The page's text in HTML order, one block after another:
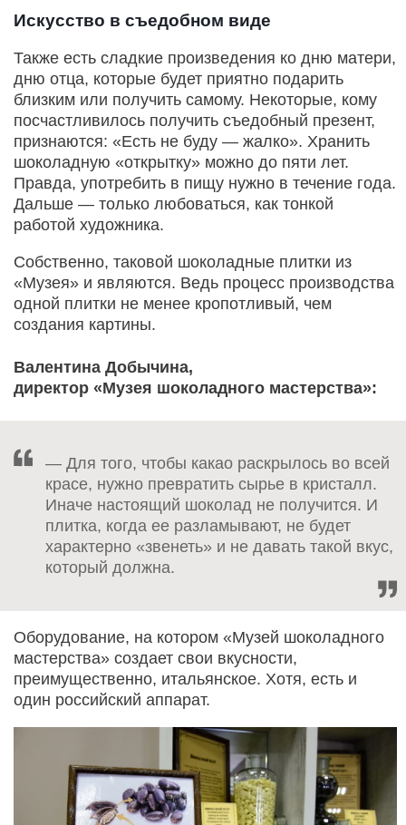
Искусство в съедобном виде
Также есть сладкие произведения ко дню матери,
дню отца, которые будет приятно подарить
близким или получить самому. Некоторые, кому
посчастливилось получить съедобный презент,
признаются: «Есть не буду — жалко». Хранить
шоколадную «открытку» можно до пяти лет.
Правда, употребить в пищу нужно в течение года.
Дальше — только любоваться, как тонкой
работой художника.
Собственно, таковой шоколадные плитки из
«Музея» и являются. Ведь процесс производства
одной плитки не менее кропотливый, чем
создания картины.
Валентина Добычина,
директор «Музея шоколадного мастерства»:
— Для того, чтобы какао раскрылось во всей
красе, нужно превратить сырье в кристалл.
Иначе настоящий шоколад не получится. И
плитка, когда ее разламывают, не будет
характерно «звенеть» и не давать такой вкус,
который должна.
Оборудование, на котором «Музей шоколадного
мастерства» создает свои вкусности,
преимущественно, итальянское. Хотя, есть и
один российский аппарат.